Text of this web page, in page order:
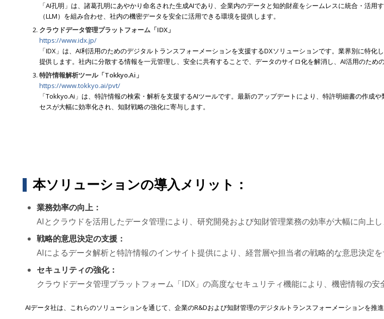
「AI孔明」は、諸葛孔明にあやかり命名された生成AIであり、企業内のデータと知的財産をシームレスに統合・活
（LLM）を組み合わせ、社内の機密データを安全に活用できる環境を提供します。
クラウドデータ管理プラットフォーム「IDX」
https://www.idx.jp/
「IDX」は、AI利活用のためのデジタルトランスフォーメーションを支援するDXソリューションです。業界別に特
提供します。社内に分散する情報を一元管理し、安全に共有することで、データのサイロ化を解消し、AI活用のため
特許情報解析ツール「Tokkyo.Ai」
https://www.tokkyo.ai/pvt/
「Tokkyo.Ai」は、特許情報の検索・解析を支援するAIツールです。最新のアップデートにより、特許明細書の作
セスが大幅に効率化され、知財戦略の強化に寄与します。
本ソリューションの導入メリット：
業務効率の向上：
AIとクラウドを活用したデータ管理により、研究開発および知財管理業務の効率が大幅に向上し
戦略的意思決定の支援：
AIによるデータ解析と特許情報のインサイト提供により、経営層や担当者の戦略的な意思決定を
セキュリティの強化：
クラウドデータ管理プラットフォーム「IDX」の高度なセキュリティ機能により、機密情報の安
AIデータ社は、これらのソリューションを通じて、企業のR&Dおよび知財管理のデジタルトランスフォーメーションを推